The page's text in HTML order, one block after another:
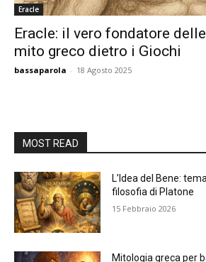
Eracle
Eracle: il vero fondatore
mito greco dietro i Giochi
bassaparola - 18 Agosto 2025
MOST READ
L’Idea del Bene:
filosofia di Platone
15 Febbraio 2026
Mitologia greca per